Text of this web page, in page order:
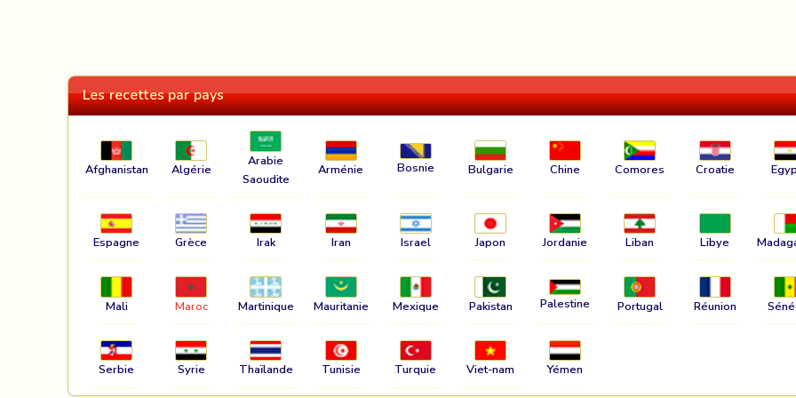
Les recettes par pays
Afghanistan Algérie
Arabie
Saoudite
Arménie Bosnie Bulgarie Chine Comores Croatie
Espagne Grèce Irak Iran Israel Japon Jordanie Liban Libye
Mali Maroc Martinique Mauritanie Mexique Pakistan Palestine Portugal Réunion
Serbie Syrie Thaïlande Tunisie Turquie Viet-nam Yémen